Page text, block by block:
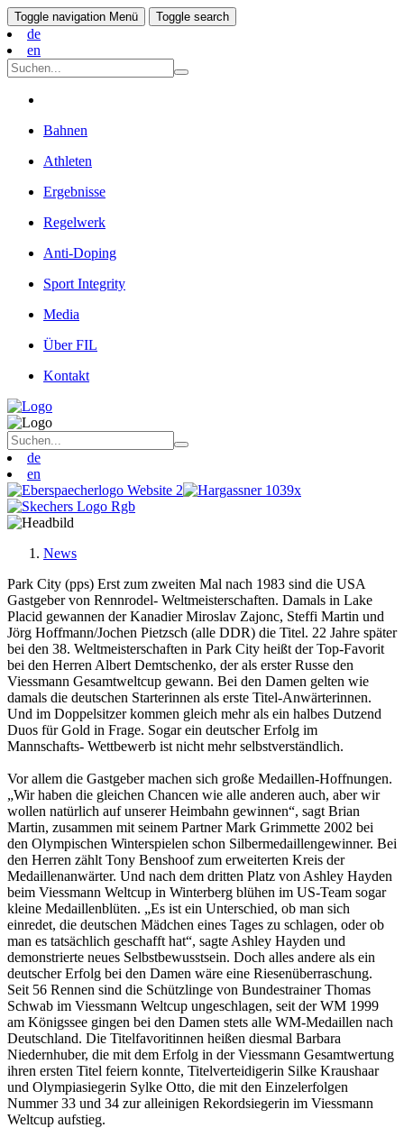
Toggle navigation Menü Toggle search
de
en
Bahnen
Athleten
Ergebnisse
Regelwerk
Anti-Doping
Sport Integrity
Media
Über FIL
Kontakt
de
en
News
Park City (pps) Erst zum zweiten Mal nach 1983 sind die USA
Gastgeber von Rennrodel- Weltmeisterschaften. Damals in Lake
Placid gewannen der Kanadier Miroslav Zajonc, Steffi Martin und
Jörg Hoffmann/Jochen Pietzsch (alle DDR) die Titel. 22 Jahre später
bei den 38. Weltmeisterschaften in Park City heißt der Top-Favorit
bei den Herren Albert Demtschenko, der als erster Russe den
Viessmann Gesamtweltcup gewann. Bei den Damen gelten wie
damals die deutschen Starterinnen als erste Titel-Anwärterinnen.
Und im Doppelsitzer kommen gleich mehr als ein halbes Dutzend
Duos für Gold in Frage. Sogar ein deutscher Erfolg im
Mannschafts- Wettbewerb ist nicht mehr selbstverständlich.
Vor allem die Gastgeber machen sich große Medaillen-Hoffnungen.
„Wir haben die gleichen Chancen wie alle anderen auch, aber wir
wollen natürlich auf unserer Heimbahn gewinnen“, sagt Brian
Martin, zusammen mit seinem Partner Mark Grimmette 2002 bei
den Olympischen Winterspielen schon Silbermedaillengewinner. Bei
den Herren zählt Tony Benshoof zum erweiterten Kreis der
Medaillenanwärter. Und nach dem dritten Platz von Ashley Hayden
beim Viessmann Weltcup in Winterberg blühen im US-Team sogar
kleine Medaillenblüten. „Es ist ein Unterschied, ob man sich
einredet, die deutschen Mädchen eines Tages zu schlagen, oder ob
man es tatsächlich geschafft hat“, sagte Ashley Hayden und
demonstrierte neues Selbstbewusstsein. Doch alles andere als ein
deutscher Erfolg bei den Damen wäre eine Riesenüberraschung.
Seit 56 Rennen sind die Schützlinge von Bundestrainer Thomas
Schwab im Viessmann Weltcup ungeschlagen, seit der WM 1999
am Königssee gingen bei den Damen stets alle WM-Medaillen nach
Deutschland. Die Titelfavoritinnen heißen diesmal Barbara
Niedernhuber, die mit dem Erfolg in der Viessmann Gesamtwertung
ihren ersten Titel feiern konnte, Titelverteidigerin Silke Kraushaar
und Olympiasiegerin Sylke Otto, die mit den Einzelerfolgen
Nummer 33 und 34 zur alleinigen Rekordsiegerin im Viessmann
Weltcup aufstieg.